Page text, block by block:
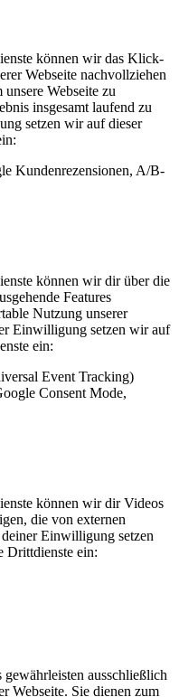
können wir das Klick-
Webseite nachvollziehen
Webseite zu
insgesamt laufend zu
setzen wir auf dieser
Kundenrezensionen, A/B-
können wir dir über die
Features
Nutzung unserer
Einwilligung setzen wir auf
ein:
Event Tracking)
Consent Mode,
können wir dir Videos
die von externen
Einwilligung setzen
Drittdienste ein:
ausschließlich
Webseite. Sie dienen zum